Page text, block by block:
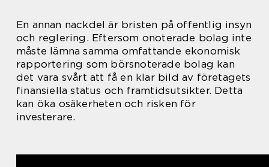
En annan nackdel är bristen på offentlig insyn
och reglering. Eftersom onoterade bolag inte
måste lämna samma omfattande ekonomisk
rapportering som börsnoterade bolag kan
det vara svårt att få en klar bild av företagets
finansiella status och framtidsutsikter. Detta
kan öka osäkerheten och risken för
investerare.